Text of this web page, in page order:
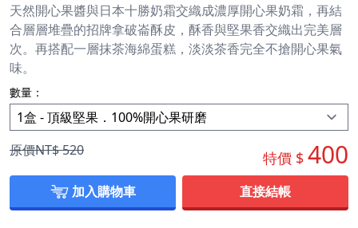
天然開心果醬與日本十勝奶霜交織成濃厚開心果奶霜，再結
合層層堆疊的招牌拿破崙酥皮，酥香與堅果香交織出完美層
次。再搭配一層抹茶海綿蛋糕，淡淡茶香完全不搶開心果氣
味。
數量：
原價NT$520 特價 $ 400
加入購物車 直接結帳